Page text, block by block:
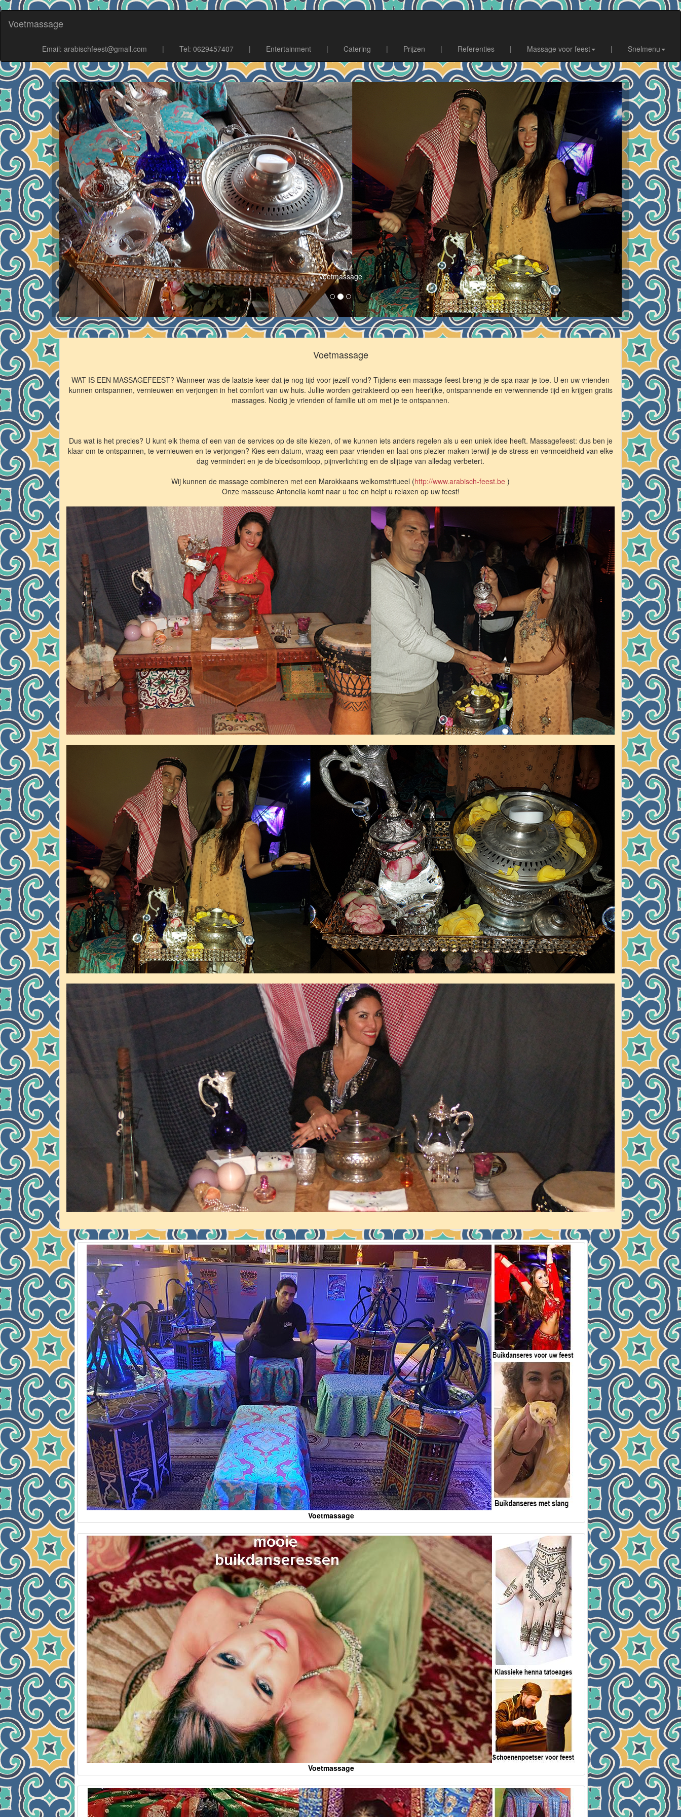
Voetmassage
Email: arabischfeest@gmail.com | Tel: 0629457407 | Entertainment | Catering | Prijzen | Referenties | Massage voor feest | Snelmenu
Voetmassage
Voetmassage
WAT IS EEN MASSAGEFEEST? Wanneer was de laatste keer dat je nog tijd voor jezelf vond? Tijdens een massage-feest breng je de spa naar je toe. U en uw vrienden
kunnen ontspannen, vernieuwen en verjongen in het comfort van uw huis. Jullie worden getrakteerd op een heerlijke, ontspannende en verwennende tijd en krijgen gratis
massages. Nodig je vrienden of familie uit om met je te ontspannen.
Dus wat is het precies? U kunt elk thema of een van de services op de site kiezen, of we kunnen iets anders regelen als u een uniek idee heeft. Massagefeest: dus ben je
klaar om te ontspannen, te vernieuwen en te verjongen? Kies een datum, vraag een paar vrienden en laat ons plezier maken terwijl je de stress en vermoeidheid van elke
dag vermindert en je de bloedsomloop, pijnverlichting en de slijtage van alledag verbetert.
Wij kunnen de massage combineren met een Marokkaans welkomstritueel (http://www.arabisch-feest.be )
Onze masseuse Antonella komt naar u toe en helpt u relaxen op uw feest!
Voetmassage
Voetmassage